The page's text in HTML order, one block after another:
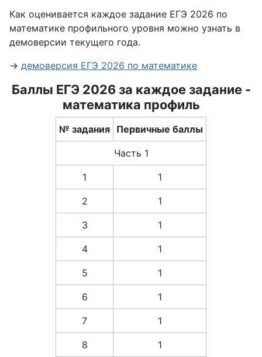
Как оценивается каждое задание ЕГЭ 2026 по
математике профильного уровня можно узнать в
демоверсии текущего года.
→ демоверсия ЕГЭ 2026 по математике
Баллы ЕГЭ 2026 за каждое задание -
математика профиль
№ задания Первичные баллы
Часть 1
1 1
2 1
3 1
4 1
5 1
6 1
7 1
8 1